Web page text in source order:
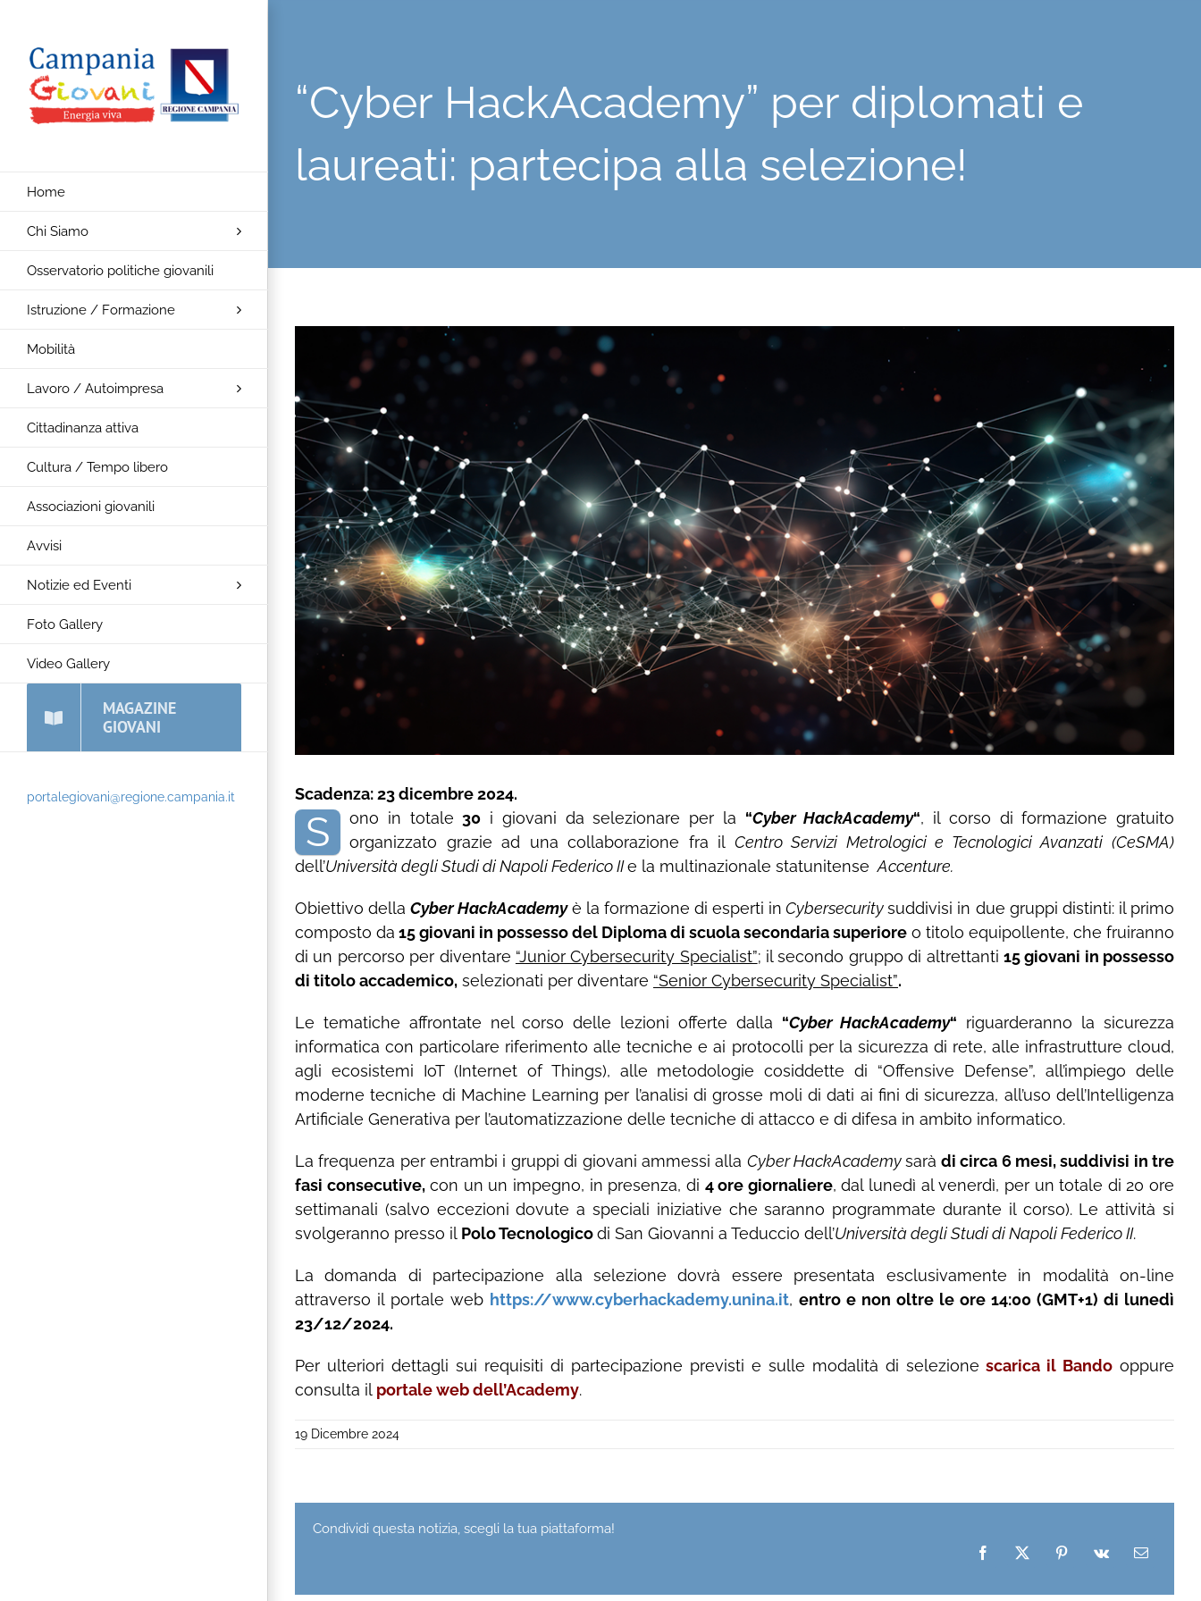
contenuto
Home
Chi Siamo
Osservatorio politiche giovanili
Istruzione / Formazione
Mobilità
Lavoro / Autoimpresa
Cittadinanza attiva
Cultura / Tempo libero
Associazioni giovanili
Avvisi
Notizie ed Eventi
Foto Gallery
Video Gallery
MAGAZINE
GIOVANI
portalegiovani@regione.campania.it
“Cyber HackAcademy” per diplomati e
laureati: partecipa alla selezione!
immagine
Scadenza: 23 dicembre 2024.
S ono in totale30 i giovani da selezionare per la “Cyber HackAcademy“, il corso di formazione gratuito
organizzato grazie ad una collaborazione fra il Centro Servizi Metrologici e Tecnologici Avanzati (CeSMA)
dell’Università degli Studi di Napoli Federico IIe la multinazionale statunitense Accenture.
Obiettivo dellaCyber HackAcademy è la formazione di esperti in Cybersecuritysuddivisi in due gruppi distinti: il primo
composto da 15 giovani in possesso del Diploma di scuola secondaria superiore o titolo equipollente, che fruiranno
di un percorso per diventare “Junior Cybersecurity Specialist”; il secondo gruppo di altrettanti 15 giovani in possesso
di titolo accademico, selezionati per diventare “Senior Cybersecurity Specialist”.
Le tematiche affrontate nel corso delle lezioni offerte dalla “Cyber HackAcademy“ riguarderanno la sicurezza
informatica con particolare riferimento alle tecniche e ai protocolli per la sicurezza di rete, alle infrastrutture cloud,
agli ecosistemi IoT (Internet of Things), alle metodologie cosiddette di “Offensive Defense”, all’impiego delle
moderne tecniche di Machine Learning per l’analisi di grosse moli di dati ai fini di sicurezza, all’uso dell’Intelligenza
Artificiale Generativa per l’automatizzazione delle tecniche di attacco e di difesa in ambito informatico.
La frequenza per entrambi i gruppi di giovani ammessi alla Cyber HackAcademysarà di circa 6 mesi, suddivisi in tre
fasi consecutive,con un un impegno, in presenza, di 4 ore giornaliere, dal lunedì al venerdì, per un totale di 20 ore
settimanali (salvo eccezioni dovute a speciali iniziative che saranno programmate durante il corso). Le attività si
svolgeranno presso il Polo Tecnologicodi San Giovanni a Teduccio dell’Università degli Studi di Napoli Federico II.
La domanda di partecipazione alla selezione dovrà essere presentata esclusivamente in modalità on-line
attraverso il portale web https://www.cyberhackademy.unina.it, entro e non oltre le ore 14:00 (GMT+1) di lunedì
23/12/2024.
Per ulteriori dettagli sui requisiti di partecipazione previsti e sulle modalità di selezione scarica il Bando oppure
consulta il portale web dell’Academy.
19 Dicembre 2024
Condividi questa notizia, scegli la tua piattaforma!
Facebook
X Pinterest
Vk Email